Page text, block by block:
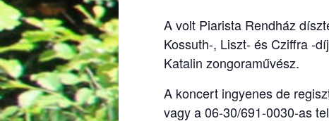
A volt Piarista Rendház
Kossuth-, Liszt- és Cziffra -
Katalin zongoraművész.
A koncert ingyenes de
vagy a 06-30/691-0030-as